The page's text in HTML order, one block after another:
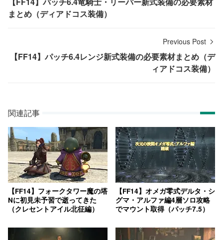
まとめ（ディアドコス装備）
Previous Post
【FF14】パッチ6.4レンジ新式装備の必要素材まとめ（デ
ィアドコス装備）
関連記事
【FF14】フォークタワー魔の塔
Nに初見未予習で逝ってきた
（クレセントアイル北征編）
【FF14】オメガ零式デルタ・シ
グマ・アルファ編4層ソロ攻略
でマウント取得（パッチ7.5）